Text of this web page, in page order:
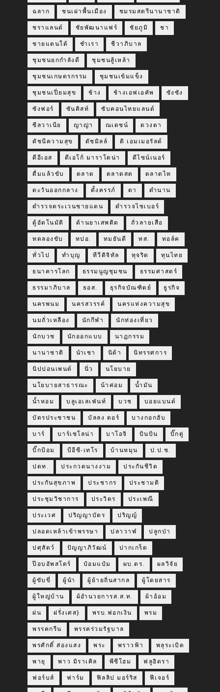
ฉลาก ชนเผ่าพื้นเมือง ชมรมสตรีนานาชาติ
ชราแลนด์ ชัยพัฒนาแฟร์ ชัยภูมิ ชา
ชายแดนใต้ ชำเรา ชีวาภิบาล
ชุมชนยกกำลังดี ชุมชนสู้เหล้า
ชุมชนเกษตรกรรม ชุมชนเข้มแข็ง
ชุมชนเปี่ยมสุข ช้าง ช้างเอฟเอคัพ ซังซัง
ซังฟอร์ ซันคิสท์ ซับคอนไทยแลนด์
ซีลวาเนีย ญาญ่า ณเดชน์ ดวงตา
ดัชนีความสุข ดัชมิลล์ ดิ เอมเมอรัลด์
ดีอีเอส ดีเอโก้ มาราโดน่า ดีไซน์เนอร์
ดื่มแล้วขับ ตลาด ตลาดสด ตลาดไท
ตะวันออกกลาง ตั้งครรภ์ ตา ตำนาน
ตำรวจตระเวนชายแดน ตำรวจไซเบอร์
ตู้อัตโนมัติ ต้านยาเสพติด ถั่วลายเสือ
ทดลองขับ ทปอ. ทมยันตี ทส. ทอล์ค
ทั่วไป ทำบุญ ทีวีดิจิทัล ทุจริต ทุนไทย
ธนาคารโลก ธรรมนูญชุมชน ธรรมศาสตร์
ธรรมาภิบาล ธอส. ธุรกิจบัณฑิตย์ ธูรกิจ
นครพนม นครสวรรค์ นครแห่งความสุข
นมถั่วเหลือง นักกีฬา นักท่องเที่ยว
นักบวช นักออกแบบ นาฏกรรม
นานาชาติ นำเชา นิด้า นิทรรศการ
นิปปอนเพนต์ นิ่ว นโยบาย
นโยบายสาธารณะ น้าค่อม น้ำมัน
น้ำหอม บลูเอเลเฟ่นท์ บวช บอยแบนด์
บัตรประชาชน บัลลง ดอร์ บางกอกฮับ
บาร์ บาร์เซโลน่า บาโอจิ บินบิน บิ๊กตู่
บิ๊กป้อม บีอีซี-เทโร บ้านหมุน ป.ป.ช.
ปตท. ประกวดนางงาม ประกันชีวิต
ประกันสุขภาพ ประชากร ประชามติ
ประชุมวิชาการ ประวิตร ประเพณี
ประเวศ ปริญญาบัตร ปริญญ์
ปลอดเหล้าเข้าพรรษา ปลาวาฬ ปลูกป่า
ปศุสัตว์ ปัญญาภิวัฒน์ ปากเกร็ด
ป๊อบอัพสโตร์ ป๋อมแป๋ม ผบ.ตร. ผลวิจัย
ผู้ขับขี่ ผู้นำ ผู้ย้ายถิ่นสากล ผู้โดยสาร
ผู้ใหญ่บ้าน ผ้อำนวยการส.ส.ท. ผ้าอ้อม
ฝน ฝรั่งเศส} พรบ.ฟอกเงิน พรม
พรรคกรีน พรรคร่วมรัฐบาล
พรศักดิ์ ส่องแสง พระ พราวฟ้า พลุระเบิด
พายุ พาว มิราเคิล พีซีโฮม ฟลูอิดรา
ฟอร์บส์ ฟาร์ม ฟิลลิป มอร์ริส ฟีเจอร์